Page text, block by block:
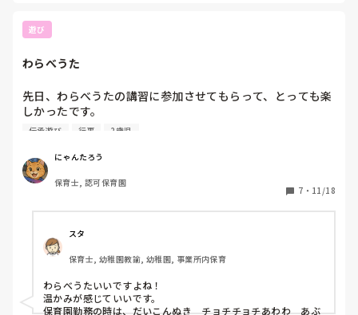
遊び
わらべうた
先日、わらべうたの講習に参加させてもらって、とっても楽
しかったです。
でも歌詞や音程を覚えるのがむずかしいのです。
しが増えた気持ちになりました！
頭を使うキャリアアップ研修などは大変ですが、自分の保育
の引き出しになる研修は、楽しいですよね！
保育にとりいれている方いますかー？
伝承遊び 行事 2歳児
にゃんたろう
保育士, 認可保育園
7 ・ 11/18
スタ
保育士, 幼稚園教諭, 幼稚園, 事業所内保育
わらべうたいいですよね！
温かみが感じていいです。
保育園勤務の時は、だいこんぬき　チョチチョチあわわ　あぶ